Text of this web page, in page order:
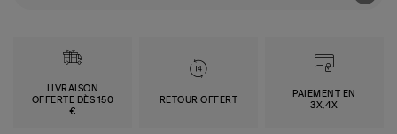
LIVRAISON
OFFERTE DÈS 150
€
RETOUR OFFERT
PAIEMENT EN
3X,4X